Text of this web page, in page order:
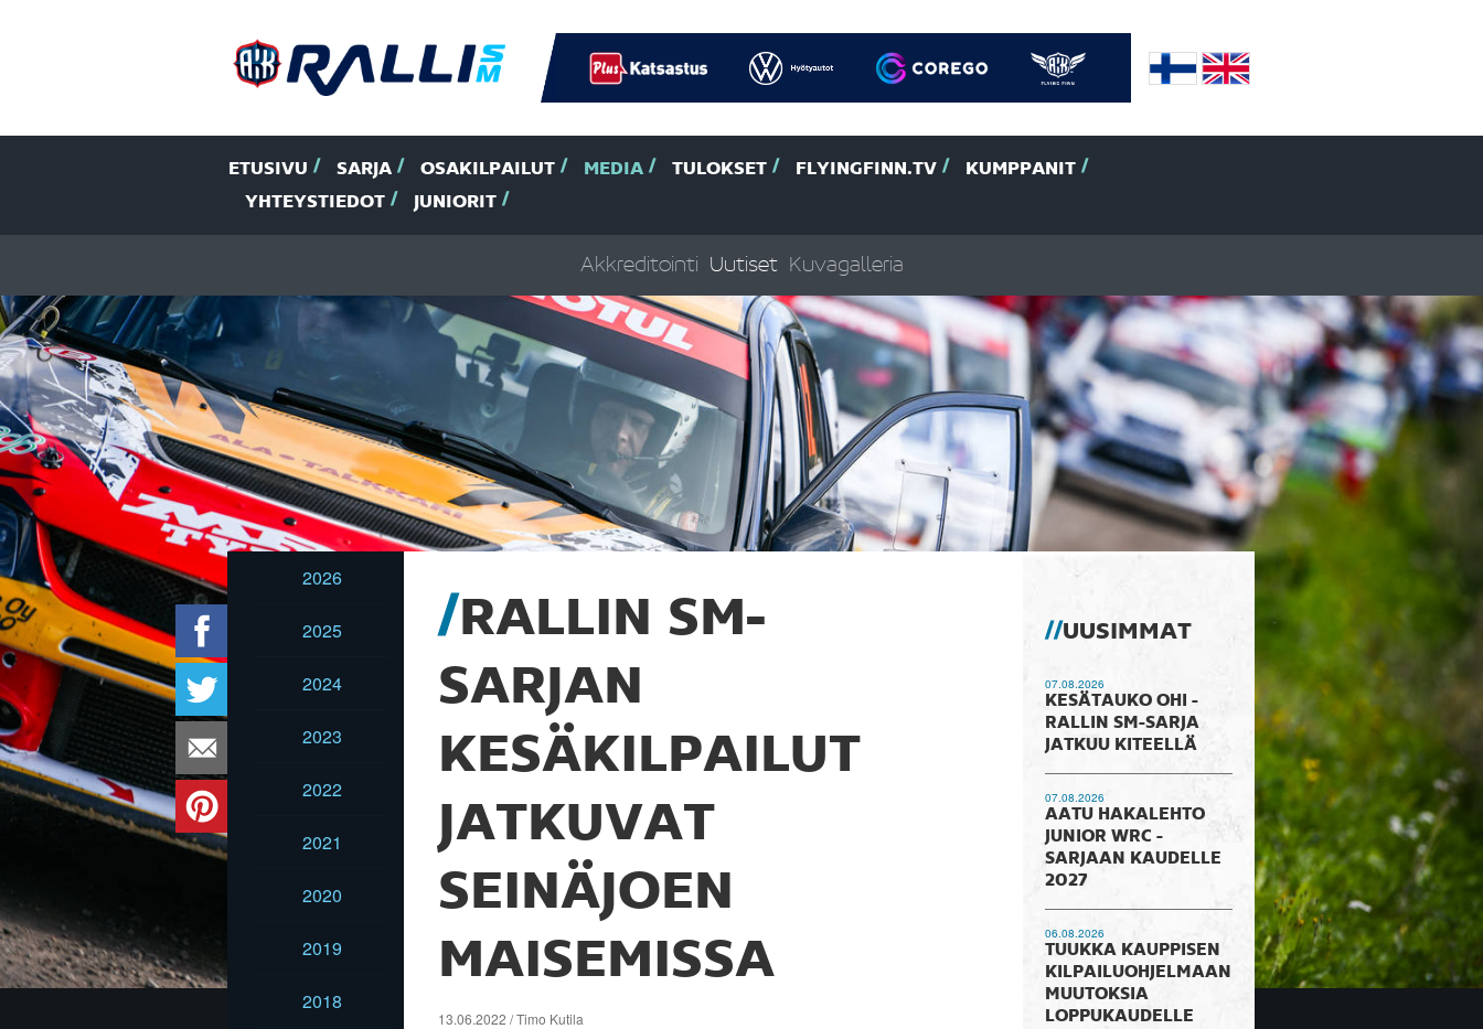
ETUSIVU SARJA OSAKILPAILUT MEDIA TULOKSET FLYINGFINN.TV
KUMPPANIT
YHTEYSTIEDOT
JUNIORIT
Akkreditointi Uutiset Kuvagalleria
2026
2025
2024
2023
2022
2021
2020
2019
2018
RALLIN SM-
SARJAN
KESÄKILPAILUT
JATKUVAT
SEINÄJOEN
MAISEMISSA
13.06.2022 / Timo Kutila
UUSIMMAT
07.08.2026
KESÄTAUKO OHI -
RALLIN SM-SARJA
JATKUU KITEELLÄ
07.08.2026
AATU HAKALEHTO
JUNIOR WRC -
SARJAAN KAUDELLE
2027
06.08.2026
TUUKKA KAUPPISEN
KILPAILUOHJELMAAN
MUUTOKSIA
LOPPUKAUDELLE